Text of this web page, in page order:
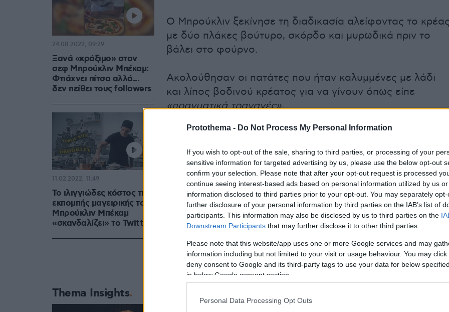
Protothema - Do Not Process My Personal Information
If you wish to opt-out of the sale, sharing to third parties, or processing of your
sensitive information for targeted advertising by us, please use the below opt-out
confirm your selection. Please note that after your opt-out request is processed
continue seeing interest-based ads based on personal information utilized by us
information disclosed to third parties prior to your opt-out. You may separately
further disclosure of your personal information by third parties on the IAB’s list of
participants. This information may also be disclosed by us to third parties on the
Downstream Participants that may further disclose it to other third parties.
Please note that this website/app uses one or more Google services and may
information including but not limited to your visit or usage behaviour. You may
deny consent to Google and its third-party tags to use your data for below
in below Google consent section.
Personal Data Processing Opt Outs
Ο Μπρούκλιν ξεκίνησε τη διαδικασία αλείφοντας το
με δύο πλάκες βούτυρο, σκόρδο και μυρωδικά πριν το
βάλει στο φούρνο.
Ακολούθησαν οι πατάτες που ήταν καλυμμένες με λάδι
και λίπος βοδινού κρέατος για να γίνουν όπως είπε
«πραγματικά τραγανές».
Το βούτυρο είχε πάλι την τιμητική του όταν μαγείρεψε
λαχανικά και καρότα με τον χυμό τους.
Ξανά «κράξιμο» στον
σεφ Μπρούκλιν Μπέκαμ:
Φτιάχνει πίτσα αλλά...
δεν πείθει τους followers
24.08.2022, 09:29
Το ιλιγγιώδες κόστος της
εκπομπής μαγειρικής του
Μπρούκλιν Μπέκαμ
«σκανδαλίζει» το Twitter
11.02.2022, 11:49
Thema Insights